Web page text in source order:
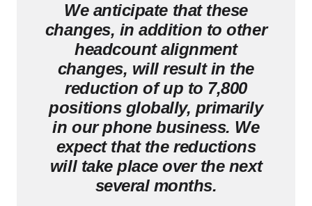
We anticipate that these
changes, in addition to other
headcount alignment
changes, will result in the
reduction of up to 7,800
positions globally, primarily
in our phone business. We
expect that the reductions
will take place over the next
several months.